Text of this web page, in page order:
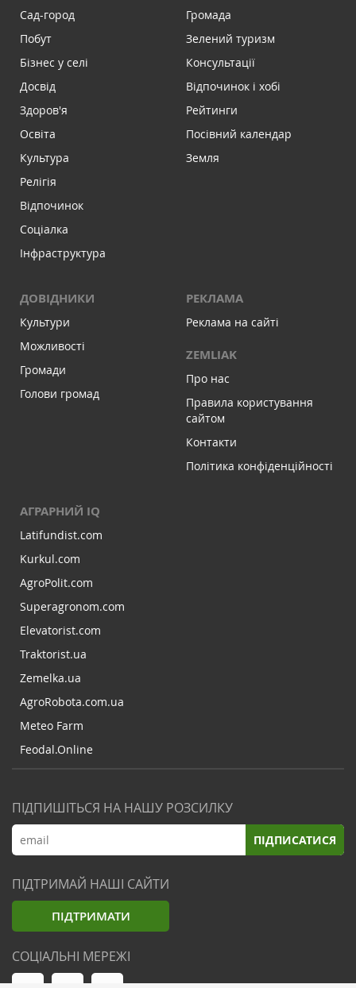
Сад-город
Побут
Бізнес у селі
Досвід
Здоров'я
Освіта
Культура
Релігія
Відпочинок
Соціалка
Інфраструктура
Громада
Зелений туризм
Консультації
Відпочинок і хобі
Рейтинги
Посівний календар
Земля
ДОВІДНИКИ
Культури
Можливості
Громади
Голови громад
РЕКЛАМА
Реклама на сайті
ZEMLIAK
Про нас
Правила користування
сайтом
Контакти
Політика конфіденційності
АГРАРНИЙ IQ
Latifundist.com
Kurkul.com
AgroPolit.com
Superagronom.com
Elevatorist.com
Traktorist.ua
Zemelka.ua
AgroRobota.com.ua
Meteo Farm
Feodal.Online
ПІДПИШІТЬСЯ НА НАШУ РОЗСИЛКУ
ПІДПИСАТИСЯ
ПІДТРИМАЙ НАШІ САЙТИ
ПІДТРИМАТИ
СОЦІАЛЬНІ МЕРЕЖІ